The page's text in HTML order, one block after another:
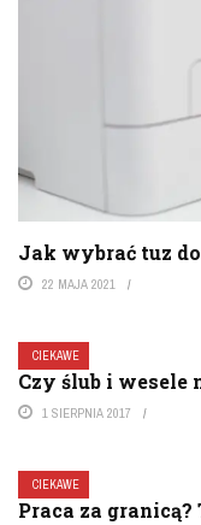
Jak wybrać tuz
22 MAJA 2021
CIEKAWE
Czy ślub i wesele
1 SIERPNIA 2017
CIEKAWE
Praca za